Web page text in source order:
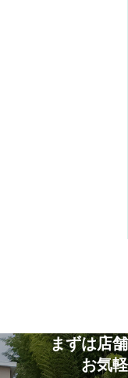
まずは店
お気